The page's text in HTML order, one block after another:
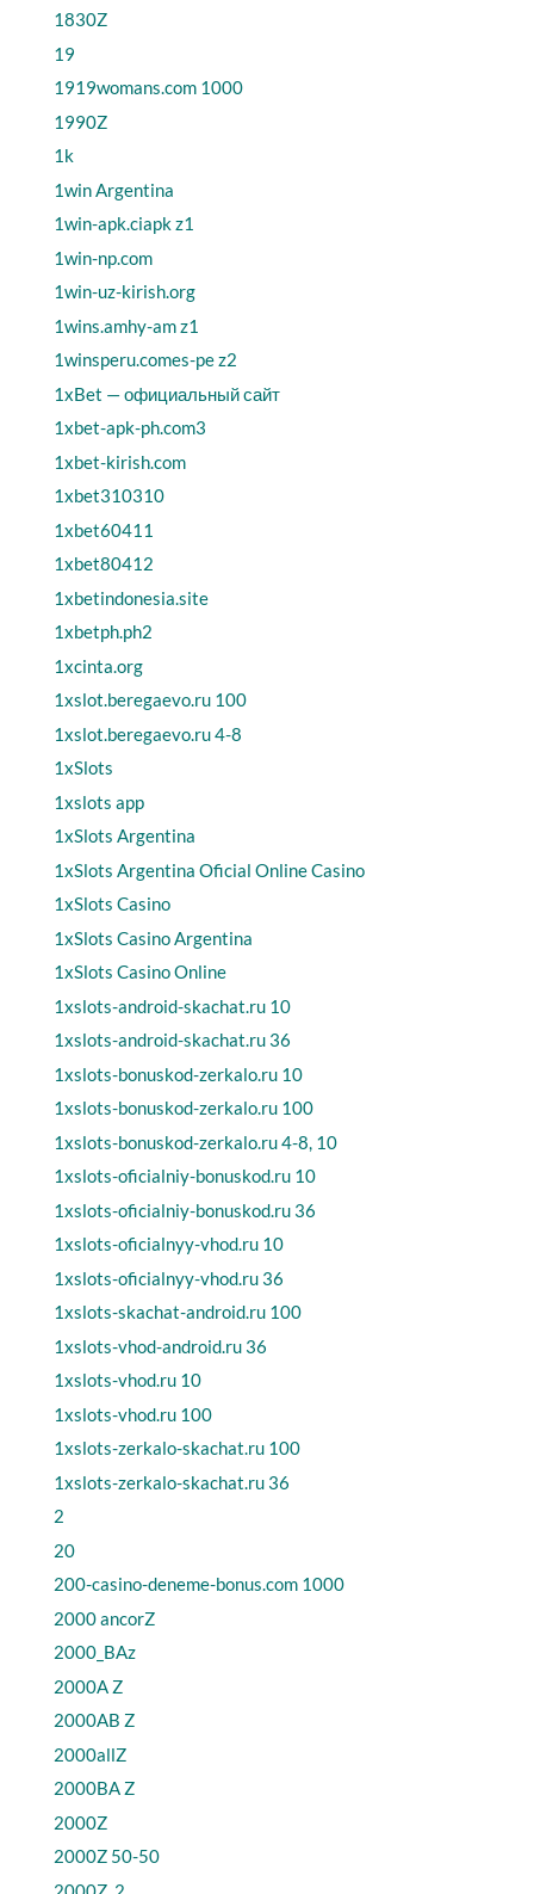
1830Z
19
1919womans.com 1000
1990Z
1k
1win Argentina
1win-apk.ciapk z1
1win-np.com
1win-uz-kirish.org
1wins.amhy-am z1
1winsperu.comes-pe z2
1xBet — официальный сайт
1xbet-apk-ph.com3
1xbet-kirish.com
1xbet310310
1xbet60411
1xbet80412
1xbetindonesia.site
1xbetph.ph2
1xcinta.org
1xslot.beregaevo.ru 100
1xslot.beregaevo.ru 4-8
1xSlots
1xslots app
1xSlots Argentina
1xSlots Argentina Oficial Online Casino
1xSlots Casino
1xSlots Casino Argentina
1xSlots Casino Online
1xslots-android-skachat.ru 10
1xslots-android-skachat.ru 36
1xslots-bonuskod-zerkalo.ru 10
1xslots-bonuskod-zerkalo.ru 100
1xslots-bonuskod-zerkalo.ru 4-8, 10
1xslots-oficialniy-bonuskod.ru 10
1xslots-oficialniy-bonuskod.ru 36
1xslots-oficialnyy-vhod.ru 10
1xslots-oficialnyy-vhod.ru 36
1xslots-skachat-android.ru 100
1xslots-vhod-android.ru 36
1xslots-vhod.ru 10
1xslots-vhod.ru 100
1xslots-zerkalo-skachat.ru 100
1xslots-zerkalo-skachat.ru 36
2
20
200-casino-deneme-bonus.com 1000
2000 ancorZ
2000_BAz
2000A Z
2000AB Z
2000allZ
2000BA Z
2000Z
2000Z 50-50